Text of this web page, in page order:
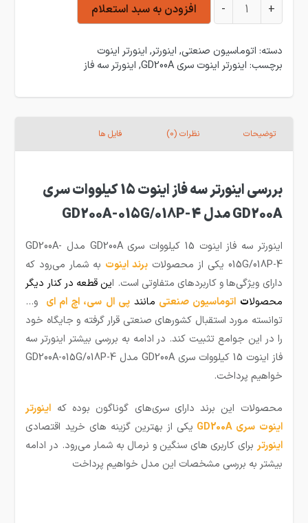
+
- افزودن به سبد استعلام
دسته: اتوماسیون صنعتی, اینورتر, اینورتر اینوت
برچسب: اینورتر اینوت سری GD200A , اینورتر سه فاز
توضیحات نظرات (0) فایل ها
بررسی اینورتر سه فاز اینوت 15 کیلووات سری
GD200A مدل GD200A-015G/018P-4
اینورتر سه فاز اینوت 15 کیلووات سری GD200A مدل GD200A-
015G/018P-4 یکی از محصولات
برند اینوت به شمار می‌رود که
دارای ویژگی‌ها و کاربردهای متفاوتی است. این قطعه در کنار دیگر
محصولات اتوماسیون صنعتی مانند پی ال سی، اچ ام ای و…
توانسته مورد استقبال کشورهای صنعتی قرار گرفته و جایگاه خود
را در این جوامع تثبیت کند. در ادامه به بررسی بیشتر اینورتر سه
فاز اینوت 15 کیلووات سری GD200A مدل GD200A-015G/018P-4
خواهیم پرداخت.‌
محصولات این برند دارای سری‌های گوناگون بوده که اینورتر
اینوت سری GD200A
یکی از بهترین گزینه های خرید اقتصادی
اینورتر برای کاربری های سنگین و نرمال به شمار می‌رود. در ادامه
بیشتر به بررسی مشخصات این مدل خواهیم پرداخت